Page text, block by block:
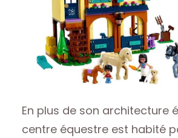
En plus de son architecture
centre équestre est habité